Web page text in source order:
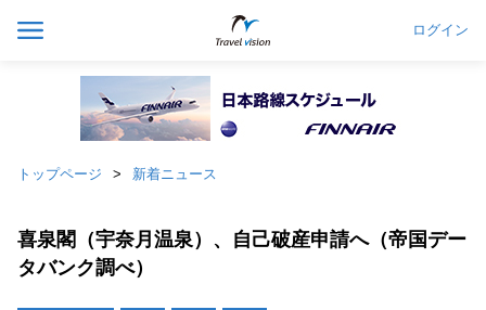
ログイン
トップページ 新着ニュース
喜泉閣（宇奈月温泉）、自己破産申請へ（帝国デー
タバンク調べ）